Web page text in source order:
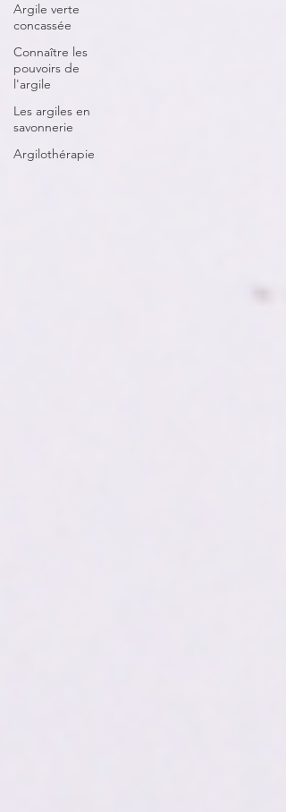
Argile verte
concassée
Connaître les
pouvoirs de
l'argile
Les argiles en
savonnerie
Argilothérapie